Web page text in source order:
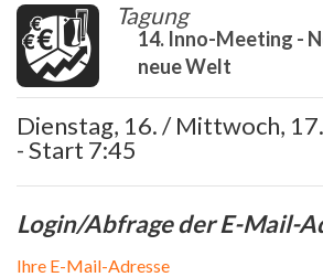
Tagung
14. Inno-Meeting -
neue Welt
Dienstag, 16. / Mittwoch,
- Start 7:45
Login/Abfrage der E-Mail-
Ihre E-Mail-Adresse